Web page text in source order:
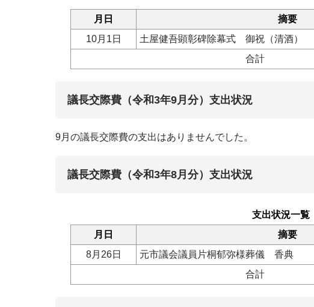
月日 摘要
10月1日
土屋健吾顕彰碑除幕式 御祝（清酒）
合計
議長交際費（令和3年9月分）支出状況
9月の議長交際費の支出はありませんでした。
議長交際費（令和3年8月分）支出状況
支出状況一覧
月日
摘要
8月26日
元市議会議員片桐郁弥様葬儀 香典
合計